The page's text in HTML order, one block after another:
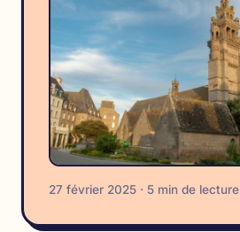
27 février 2025 · 5 min de lecture